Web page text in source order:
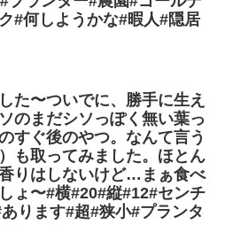
#何しようかな#暇人#隠居
た〜ついでに、勝手に生え
のまだシソっぽく無い葉っ
すぐ後のやつ。なんて言う
も取ってみました。ほとん
りはしないけど…まぁ食べ
ょ〜#横#20#縦#12#センチ
ります#超#狭小#プランタ